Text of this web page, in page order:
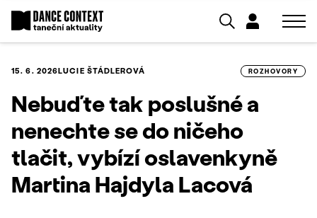
15. 6. 2026LUCIE ŠTÁDLEROVÁ ROZHOVORY
Nebuďte tak poslušné a
nenechte se do ničeho
tlačit, vybízí oslavenkyně
Martina Hajdyla Lacová